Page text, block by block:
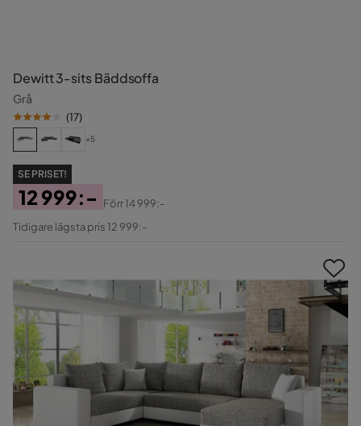
Dewitt 3-sits Bäddsoffa
Grå
(17)
+5
SE PRISET!
Pris
12 999:-
Original
Förr14 999:-
Tidigare lägsta pris 12 999:-